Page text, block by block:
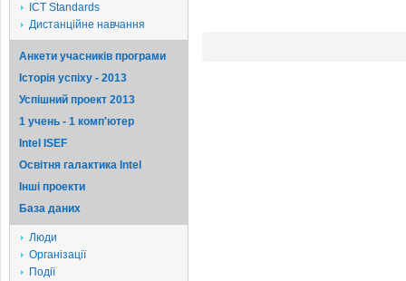
ICT Standards
Дистанційне навчання
Анкети учасників програми
Історія успіху - 2013
Успішний проект 2013
1 учень - 1 комп'ютер
Intel ISEF
Освітня галактика Intel
Iншi проекти
База даних
Люди
Організації
Події